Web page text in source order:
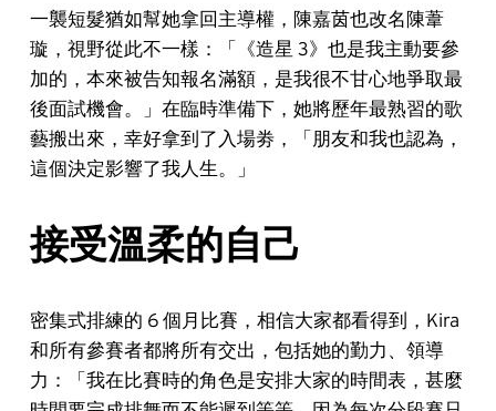
一襲短髮猶如幫她拿回主導權，陳嘉茵也改名陳葦
璇，視野從此不一樣：「《造星 3》也是我主動要參
加的，本來被告知報名滿額，是我很不甘心地爭取最
後面試機會。」在臨時準備下，她將歷年最熟習的歌
藝搬出來，幸好拿到了入場劵，「朋友和我也認為，
這個決定影響了我人生。」
接受溫柔的自己
密集式排練的 6 個月比賽，相信大家都看得到，Kira
和所有參賽者都將所有交出，包括她的勤力、領導
力：「我在比賽時的角色是安排大家的時間表，甚麼